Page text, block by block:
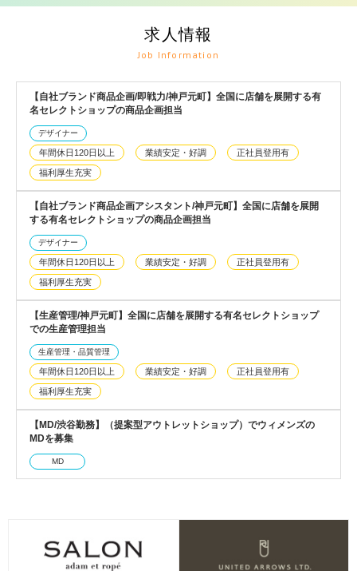
求人情報
Job Information
【自社ブランド商品企画/即戦力/神戸元町】全国に店舗を展開する有
名セレクトショップの商品企画担当
デザイナー
年間休日120日以上 業績安定・好調 正社員登用有
福利厚生充実
【自社ブランド商品企画アシスタント/神戸元町】全国に店舗を展開
する有名セレクトショップの商品企画担当
デザイナー
年間休日120日以上 業績安定・好調 正社員登用有
福利厚生充実
【生産管理/神戸元町】全国に店舗を展開する有名セレクトショップ
での生産管理担当
生産管理・品質管理
年間休日120日以上 業績安定・好調 正社員登用有
福利厚生充実
【MD/渋谷勤務】（提案型アウトレットショップ）でウィメンズの
MDを募集
MD